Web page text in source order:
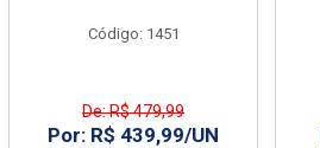
Código: 1451
De: R$ 479,99
Por: R$ 439,99/UN